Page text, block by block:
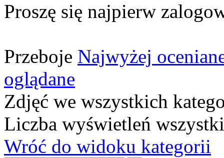
Proszę się najpierw
Przeboje Najwyżej
oglądane
Zdjęć we wszystkich
Liczba wyświetleń
Wróć do widoku kategorii